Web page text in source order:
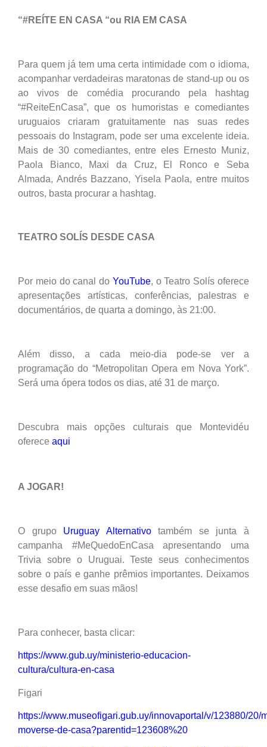
“#REÍTE EN CASA “ou RIA EM CASA
Para quem já tem uma certa intimidade com o idioma,
acompanhar verdadeiras maratonas de stand-up ou os
ao vivos de comédia procurando pela hashtag
“#ReiteEnCasa”, que os humoristas e comediantes
uruguaios criaram gratuitamente nas suas redes
pessoais do Instagram, pode ser uma excelente ideia.
Mais de 30 comediantes, entre eles Ernesto Muniz,
Paola Bianco, Maxi da Cruz, El Ronco e Seba
Almada, Andrés Bazzano, Yisela Paola, entre muitos
outros, basta procurar a hashtag.
TEATRO SOLÍS DESDE CASA
Por meio do canal do YouTube, o Teatro Solís oferece
apresentações artísticas, conferências, palestras e
documentários, de quarta a domingo, às 21:00.
Além disso, a cada meio-dia pode-se ver a
programação do “Metropolitan Opera em Nova York”.
Será uma ópera todos os dias, até 31 de março.
Descubra mais opções culturais que Montevidéu
oferece aqui
A JOGAR!
O grupo Uruguay Alternativotambém se junta à
campanha #MeQuedoEnCasa apresentando uma
Trivia sobre o Uruguai. Teste seus conhecimentos
sobre o país e ganhe prêmios importantes. Deixamos
esse desafio em suas mãos!
Para conhecer, basta clicar:
https://www.gub.uy/ministerio-educacion-
cultura/cultura-en-casa
Figari
https://www.museofigari.gub.uy/innovaportal/v/123880/20/
moverse-de-casa?parentid=123608%20